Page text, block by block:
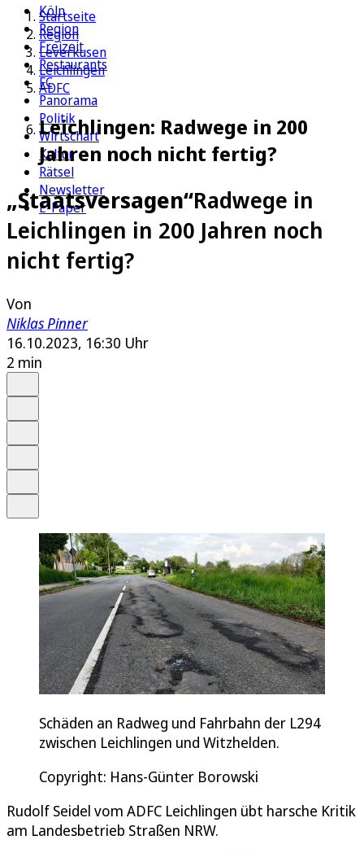
Köln
Region
Freizeit
Restaurants
FC
Panorama
Politik
Wirtschaft
Kultur
Rätsel
Newsletter
E-Paper
Startseite
Region
Leverkusen
Leichlingen
ADFC
Leichlingen: Radwege in 200
Jahren noch nicht fertig?
„Staatsversagen“Radwege in
Leichlingen in 200 Jahren noch
nicht fertig?
Von
Niklas Pinner
16.10.2023, 16:30 Uhr
2 min
Schäden an Radweg und Fahrbahn der L294
zwischen Leichlingen und Witzhelden.
Copyright: Hans-Günter Borowski
Rudolf Seidel vom ADFC Leichlingen übt harsche Kritik
am Landesbetrieb Straßen NRW.